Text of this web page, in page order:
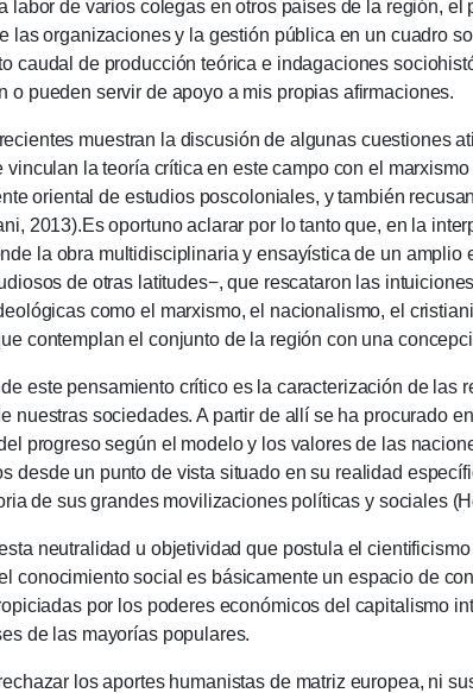
labor de varios colegas en otros países de la región,
las organizaciones y la gestión pública en un cuadro
caudal de producción teórica e indagaciones
o pueden servir de apoyo a mis propias afirmaciones.
muestran la discusión de algunas cuestiones
la teoría crítica en este campo con el
oriental de estudios poscoloniales, y también
2013).Es oportuno aclarar por lo tanto que, en la
la obra multidisciplinaria y ensayística de un
de otras latitudes−, que rescataron las
como el marxismo, el nacionalismo, el
contemplan el conjunto de la región con una
este pensamiento crítico es la caracterización de
nuestras sociedades.A partir de allí se ha procurado
progreso según el modelo y los valores de las
desde un punto de vista situado en su realidad
de sus grandes movilizaciones políticas y sociales
neutralidad u objetividad que postula el
conocimiento social es básicamente un espacio de
por los poderes económicos del capitalismo
de las mayorías populares.
los aportes humanistas de matriz europea, ni